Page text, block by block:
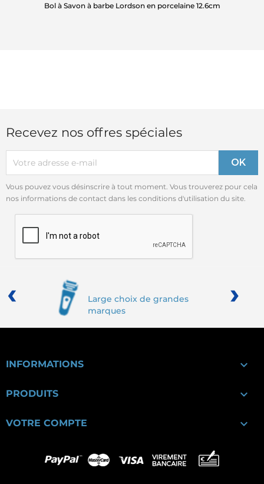
Bol à Savon à barbe Lordson en porcelaine 12.6cm
Recevez nos offres spéciales
Vous pouvez vous désinscrire à tout moment. Vous trouverez pour cela
nos informations de contact dans les conditions d'utilisation du site.
Large choix de grandes
marques
‹ ›
INFORMATIONS 
PRODUITS 
VOTRE COMPTE 